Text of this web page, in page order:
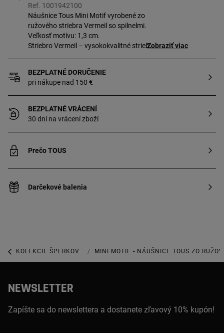
Ref. 1001942100
Náušnice Tous Mini Motif vyrobené zo
ružového striebra Vermeil so spilnelmi.
Veľkosť motívu: 1,3 cm.
Striebro Vermeil – vysokokvalitné striebroZobraziť viac
BEZPLATNÉ DORUČENIE
pri nákupe nad 150 €
BEZPLATNÉ VRÁCENÍ
30 dní na vrácení zboží
Prečo TOUS
Darčekové balenia
KOLEKCIE ŠPERKOV KOLEKCIA NEW MOTIF
MINI MOTIF - NÁUŠNICE TOUS ZO
NEWSLETTER
Zapíšte sa do newslettera a dostanete zľavový 10% kupón!